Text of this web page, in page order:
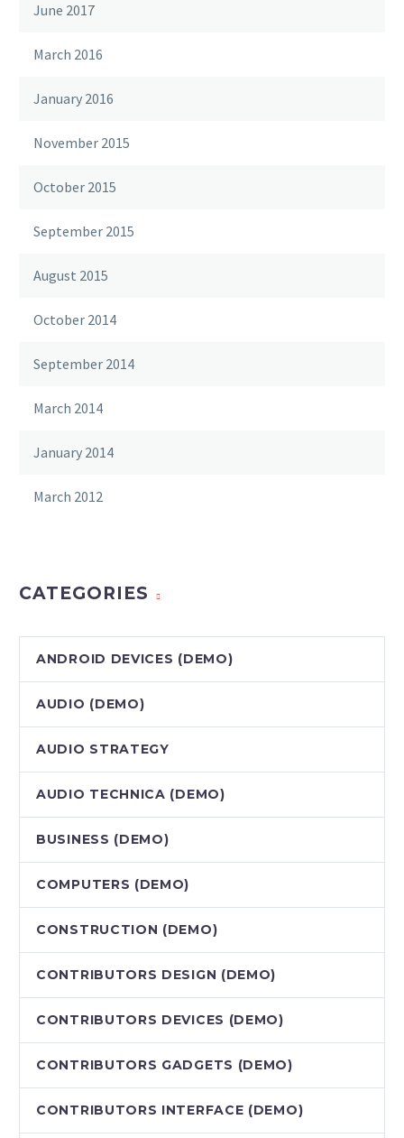
June 2017
March 2016
January 2016
November 2015
October 2015
September 2015
August 2015
October 2014
September 2014
March 2014
January 2014
March 2012
CATEGORIES
ANDROID DEVICES (DEMO)
AUDIO (DEMO)
AUDIO STRATEGY
AUDIO TECHNICA (DEMO)
BUSINESS (DEMO)
COMPUTERS (DEMO)
CONSTRUCTION (DEMO)
CONTRIBUTORS DESIGN (DEMO)
CONTRIBUTORS DEVICES (DEMO)
CONTRIBUTORS GADGETS (DEMO)
CONTRIBUTORS INTERFACE (DEMO)